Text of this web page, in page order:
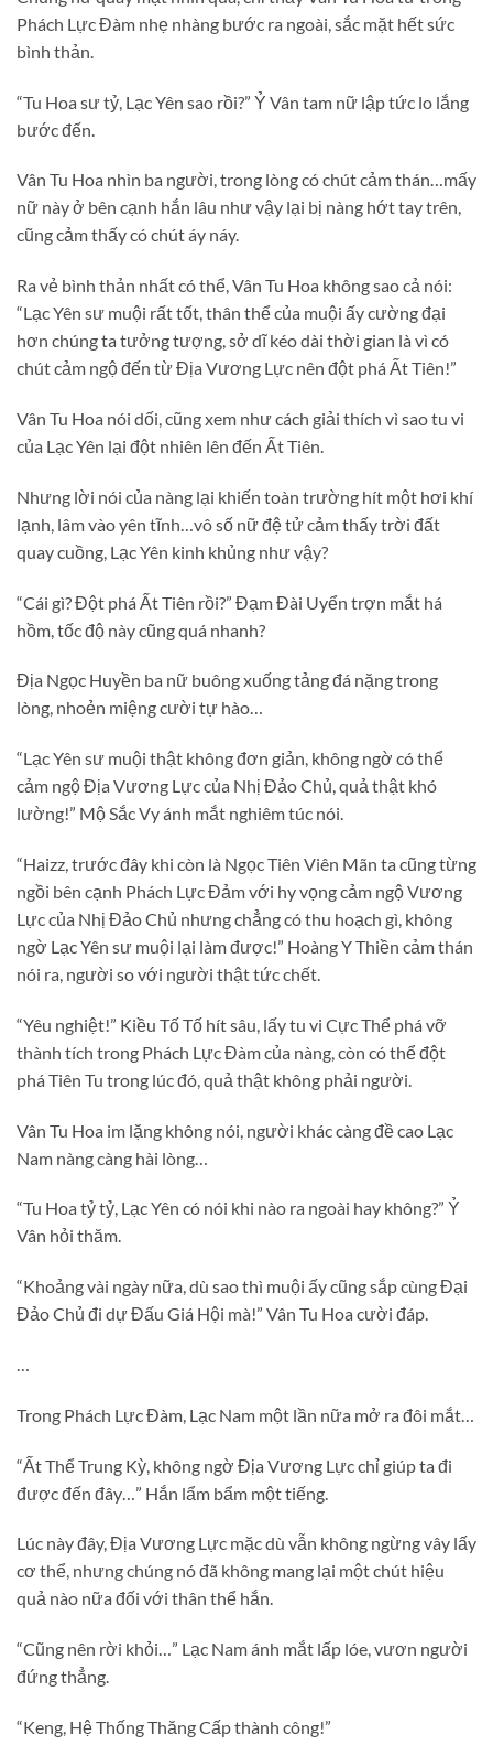
Phách Lực Đàm nhẹ nhàng bước ra ngoài, sắc mặt hết sức
bình thản.
“Tu Hoa sư tỷ, Lạc Yên sao rồi?” Ỷ Vân tam nữ lập tức lo lắng
bước đến.
Vân Tu Hoa nhìn ba người, trong lòng có chút cảm thán…mấy
nữ này ở bên cạnh hắn lâu như vậy lại bị nàng hớt tay trên,
cũng cảm thấy có chút áy náy.
Ra vẻ bình thản nhất có thể, Vân Tu Hoa không sao cả nói:
“Lạc Yên sư muội rất tốt, thân thể của muội ấy cường đại
hơn chúng ta tưởng tượng, sở dĩ kéo dài thời gian là vì có
chút cảm ngộ đến từ Địa Vương Lực nên đột phá Ất Tiên!”
Vân Tu Hoa nói dối, cũng xem như cách giải thích vì sao tu vi
của Lạc Yên lại đột nhiên lên đến Ất Tiên.
Nhưng lời nói của nàng lại khiến toàn trường hít một hơi khí
lạnh, lâm vào yên tĩnh…vô số nữ đệ tử cảm thấy trời đất
quay cuồng, Lạc Yên kinh khủng như vậy?
“Cái gì? Đột phá Ất Tiên rồi?” Đạm Đài Uyển trợn mắt há
hồm, tốc độ này cũng quá nhanh?
Địa Ngọc Huyền ba nữ buông xuống tảng đá nặng trong
lòng, nhoẻn miệng cười tự hào…
“Lạc Yên sư muội thật không đơn giản, không ngờ có thể
cảm ngộ Địa Vương Lực của Nhị Đảo Chủ, quả thật khó
lường!” Mộ Sắc Vy ánh mắt nghiêm túc nói.
“Haizz, trước đây khi còn là Ngọc Tiên Viên Mãn ta cũng từng
ngồi bên cạnh Phách Lực Đảm với hy vọng cảm ngộ Vương
Lực của Nhị Đảo Chủ nhưng chẳng có thu hoạch gì, không
ngờ Lạc Yên sư muội lại làm được!” Hoàng Y Thiền cảm thán
nói ra, người so với người thật tức chết.
“Yêu nghiệt!” Kiều Tố Tố hít sâu, lấy tu vi Cực Thể phá vỡ
thành tích trong Phách Lực Đàm của nàng, còn có thể đột
phá Tiên Tu trong lúc đó, quả thật không phải người.
Vân Tu Hoa im lặng không nói, người khác càng đề cao Lạc
Nam nàng càng hài lòng…
“Tu Hoa tỷ tỷ, Lạc Yên có nói khi nào ra ngoài hay không?” Ỷ
Vân hỏi thăm.
“Khoảng vài ngày nữa, dù sao thì muội ấy cũng sắp cùng Đại
Đảo Chủ đi dự Đấu Giá Hội mà!” Vân Tu Hoa cười đáp.
…
Trong Phách Lực Đàm, Lạc Nam một lần nữa mở ra đôi mắt…
“Ất Thể Trung Kỳ, không ngờ Địa Vương Lực chỉ giúp ta đi
được đến đây…” Hắn lẩm bẩm một tiếng.
Lúc này đây, Địa Vương Lực mặc dù vẫn không ngừng vây lấy
cơ thể, nhưng chúng nó đã không mang lại một chút hiệu
quả nào nữa đối với thân thể hắn.
“Cũng nên rời khỏi…” Lạc Nam ánh mắt lấp lóe, vươn người
đứng thẳng.
“Keng, Hệ Thống Thăng Cấp thành công!”